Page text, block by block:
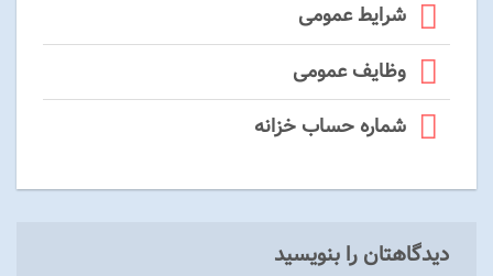
شرایط عمومی
وظایف عمومی
شماره حساب خزانه
دیدگاهتان را بنویسید